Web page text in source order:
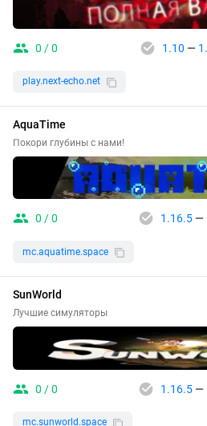
0 / 0 1.10 —
play.next-echo.net
AquaTime
Покори глубины с нами!
0 / 0 1.16.5—
mc.aquatime.space
SunWorld
Лучшие симуляторы
0 / 0 1.16.5—
mc.sunworld.space